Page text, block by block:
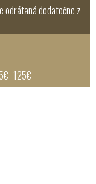
odrátaná dodatočne z
125€